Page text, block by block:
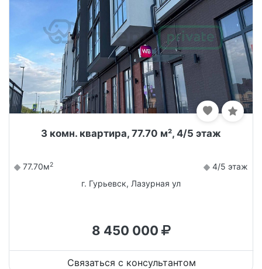
3 комн. квартира, 77.70 м², 4/5 этаж
77.70м2
4/5 этаж
г. Гурьевск, Лазурная ул
8 450 000
Связаться с консультантом